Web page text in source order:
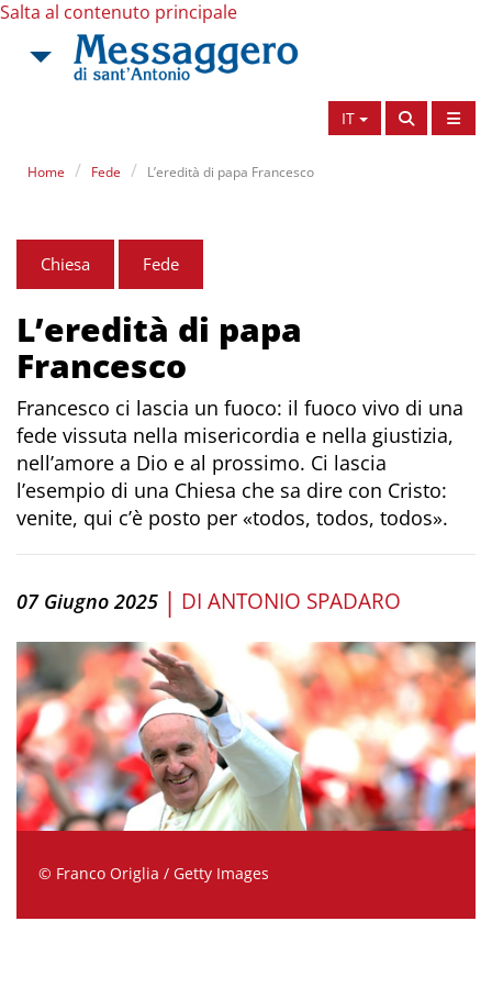
Salta al contenuto principale
IT
Home Fede L’eredità di papa Francesco
Chiesa Fede
L’eredità di papa
Francesco
Francesco ci lascia un fuoco: il fuoco vivo di una
fede vissuta nella misericordia e nella giustizia,
nell’amore a Dio e al prossimo. Ci lascia
l’esempio di una Chiesa che sa dire con Cristo:
venite, qui c’è posto per «todos, todos, todos».
07 Giugno 2025 | DI ANTONIO SPADARO
© Franco Origlia / Getty Images